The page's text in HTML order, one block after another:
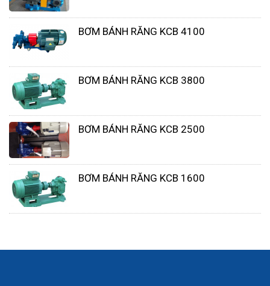
lượng thông qua máy bơm định lượng vào các
BƠM BÁNH RĂNG KCB 4100
BƠM BÁNH RĂNG KCB 3800
BƠM BÁNH RĂNG KCB 2500
BƠM BÁNH RĂNG KCB 1600